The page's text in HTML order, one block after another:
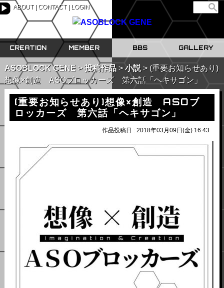
ABOUT CONTACT LOGIN
CREATION MEMBER BBS GALLERY
ASOBLOCK GENE 投稿作品 小説
(重要お知らせあり)
想像×創造 ASOブロッカーズ 第六話「ヘキサゴン」
▶
(重要お知らせあり)想像×創造 ASOブ
ロッカーズ 第六話「ヘキサゴン」
作品投稿日 : 2018年03月09日(金) 16:43